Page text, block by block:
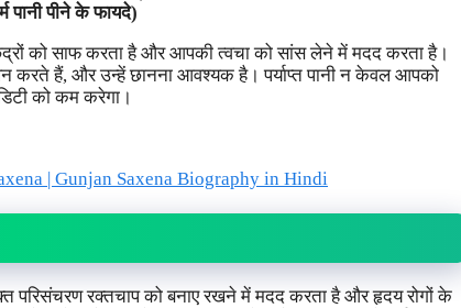
पानी पीने के फायदे)
को साफ करता है और आपकी त्वचा को सांस लेने में मदद करता है।
करते हैं, और उन्हें छानना आवश्यक है। पर्याप्त पानी न केवल आपको
को कम करेगा।
| Gunjan Saxena Biography in Hindi
परिसंचरण रक्तचाप को बनाए रखने में मदद करता है और हृदय रोगों के